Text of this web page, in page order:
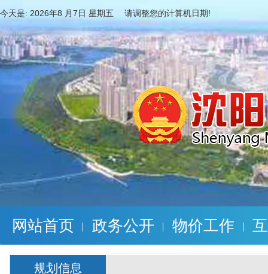
今天是: 2026年8 月7日 星期五 请调整您的计算机日期!
网站首页 政务公开 物价工作
规划信息